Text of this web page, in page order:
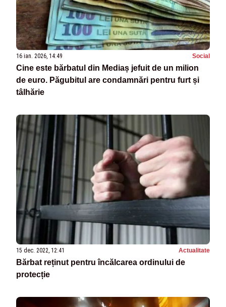
16 ian. 2026, 14:49 Social
Cine este bărbatul din Mediaș jefuit de un milion
de euro. Păgubitul are condamnări pentru furt și
tâlhărie
15 dec. 2022, 12:41 Actualitate
Bărbat reținut pentru încălcarea ordinului de
protecție